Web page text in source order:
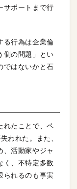
サポートまで行
る行為は企業倫
側の問題」とい
ではないかと石
れたことで、ペ
われた。また、
、活動家やジャ
く、不特定多数
られるのも事実